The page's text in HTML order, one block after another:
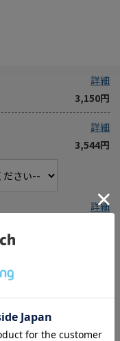
詳細
3,150円
詳細
3,544円
詳細